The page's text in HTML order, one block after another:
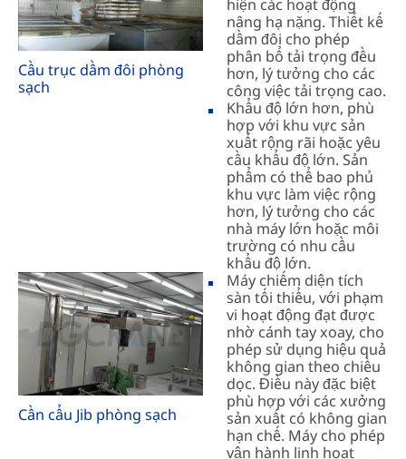
Cầu trục dầm đôi phòng
sạch
hiện các hoạt động
nâng hạ nặng. Thiết kế
dầm đôi cho phép
phân bổ tải trọng đều
hơn, lý tưởng cho các
công việc tải trọng cao.
Khẩu độ lớn hơn, phù
hợp với khu vực sản
xuất rộng rãi hoặc yêu
cầu khẩu độ lớn. Sản
phẩm có thể bao phủ
khu vực làm việc rộng
hơn, lý tưởng cho các
nhà máy lớn hoặc môi
trường có nhu cầu
khẩu độ lớn.
Cần cẩu Jib phòng sạch
Máy chiếm diện tích
sàn tối thiểu, với phạm
vi hoạt động đạt được
nhờ cánh tay xoay, cho
phép sử dụng hiệu quả
không gian theo chiều
dọc. Điều này đặc biệt
phù hợp với các xưởng
sản xuất có không gian
hạn chế. Máy cho phép
vận hành linh hoạt